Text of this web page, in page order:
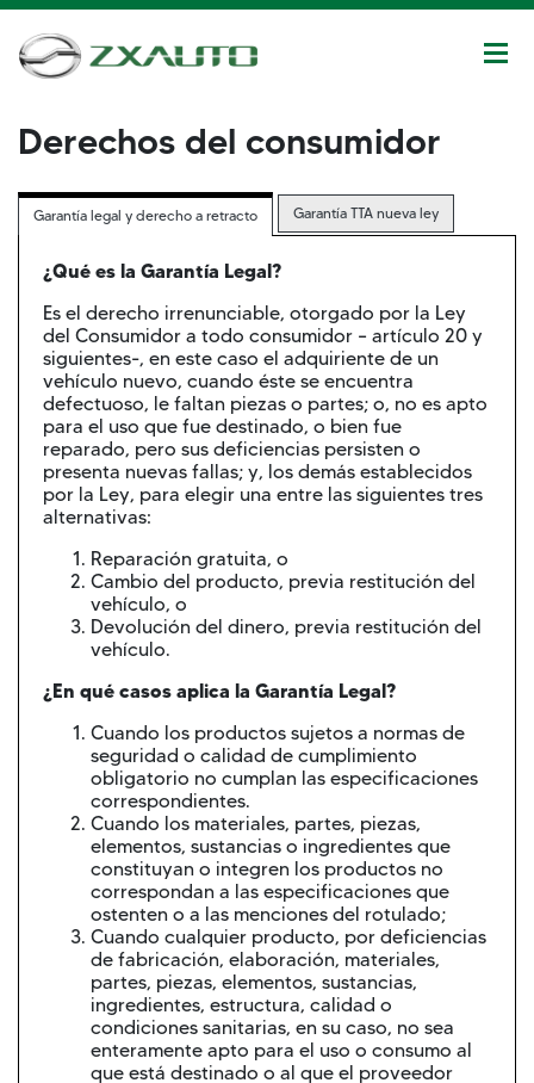
VER TODOS LOS DETALLES
Derechos del consumidor
Garantía legal y derecho a retracto Garantía TTA nueva ley
¿Qué es la Garantía Legal?
Es el derecho irrenunciable, otorgado por la Ley
del Consumidor a todo consumidor – artículo 20 y
siguientes-, en este caso el adquiriente de un
vehículo nuevo, cuando éste se encuentra
defectuoso, le faltan piezas o partes; o, no es apto
para el uso que fue destinado, o bien fue
reparado, pero sus deficiencias persisten o
presenta nuevas fallas; y, los demás establecidos
por la Ley, para elegir una entre las siguientes tres
alternativas:
Reparación gratuita, o
Cambio del producto, previa restitución del
vehículo, o
Devolución del dinero, previa restitución del
vehículo.
¿En qué casos aplica la Garantía Legal?
Cuando los productos sujetos a normas de
seguridad o calidad de cumplimiento
obligatorio no cumplan las especificaciones
correspondientes.
Cuando los materiales, partes, piezas,
elementos, sustancias o ingredientes que
constituyan o integren los productos no
correspondan a las especificaciones que
ostenten o a las menciones del rotulado;
Cuando cualquier producto, por deficiencias
de fabricación, elaboración, materiales,
partes, piezas, elementos, sustancias,
ingredientes, estructura, calidad o
condiciones sanitarias, en su caso, no sea
enteramente apto para el uso o consumo al
que está destinado o al que el proveedor